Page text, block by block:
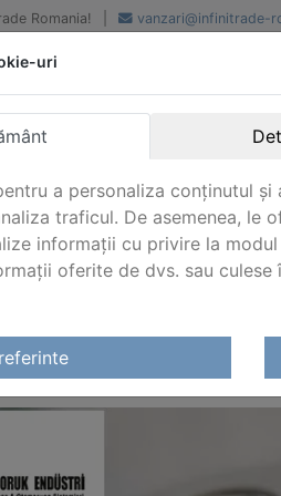
Romania! vanzari@infinitrade-
renume
National si international
ENDUSTRI
uri
a personaliza conținutul
traficul. De asemenea, le
informații cu privire la
oferite de dvs. sau